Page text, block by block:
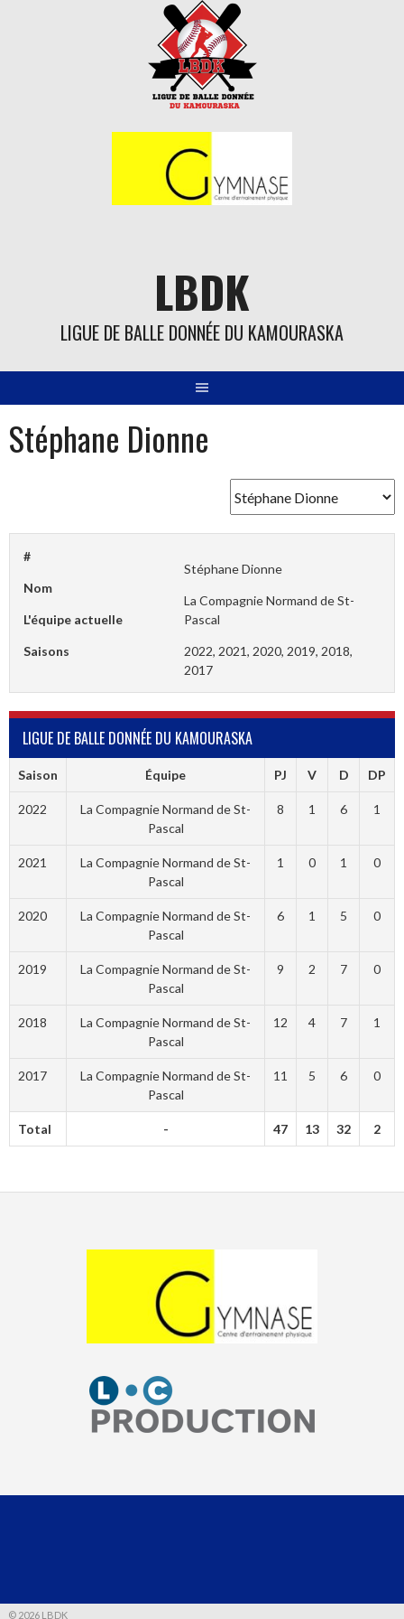
LBDK
LIGUE DE BALLE DONNÉE DU KAMOURASKA
Stéphane Dionne
#
Nom
Stéphane Dionne
L'équipe actuelle
La Compagnie Normand de St-
Pascal
Saisons
2022, 2021, 2020, 2019, 2018,
2017
LIGUE DE BALLE DONNÉE DU KAMOURASKA
Saison Équipe PJ V D DP
2022
La Compagnie Normand de St-
Pascal
8 1 6 1
2021
La Compagnie Normand de St-
Pascal
1 0 1 0
2020
La Compagnie Normand de St-
Pascal
6 1 5 0
2019
La Compagnie Normand de St-
Pascal
9 2 7 0
2018
La Compagnie Normand de St-
Pascal
12 4 7 1
2017
La Compagnie Normand de St-
Pascal
11 5 6 0
Total - 47 13 32 2
© 2026 LBDK